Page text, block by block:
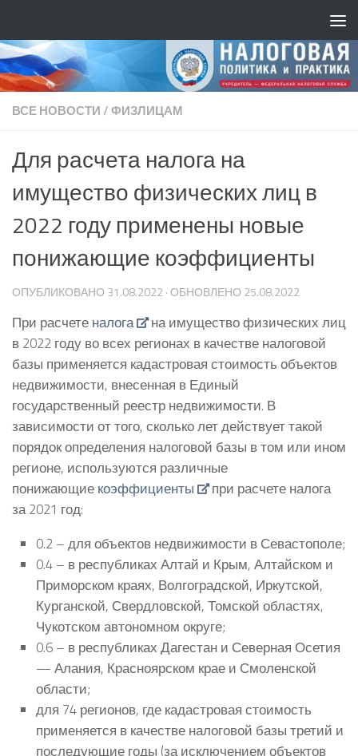
ВСЕ НОВОСТИ/ФИЗЛИЦАМ
Для расчета налога на
имущество физических лиц в
2022 году применены новые
понижающие коэффициенты
ОПУБЛИКОВАНО 31.08.2022 · ОБНОВЛЕНО 25.08.2022
При расчете налога
на имущество физических лиц
в 2022 году во всех регионах в качестве налоговой
базы применяется кадастровая стоимость объектов
недвижимости, внесенная в Единый
государственный реестр недвижимости. В
зависимости от того, сколько лет действует такой
порядок определения налоговой базы в том или ином
регионе, используются различные
понижающие коэффициенты
при расчете налога
за 2021 год:
0.2 – для объектов недвижимости в Севастополе;
0.4 – в республиках Алтай и Крым, Алтайском и
Приморском краях, Волгоградской, Иркутской,
Курганской, Свердловской, Томской областях,
Чукотском автономном округе;
0.6 – в республиках Дагестан и Северная Осетия
— Алания, Красноярском крае и Смоленской
области;
для 74 регионов, где кадастровая стоимость
применяется в качестве налоговой базы третий и
последующие годы (за исключением объектов